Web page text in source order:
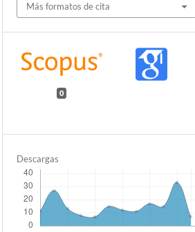
Más formatos de cita
0
Descargas